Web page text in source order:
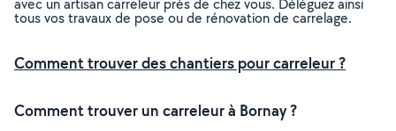
avec un artisan carreleur près de chez vous. Déléguez ainsi
tous vos travaux de pose ou de rénovation de carrelage.
Comment trouver des chantiers pour carreleur ?
Comment trouver un carreleur à Bornay ?